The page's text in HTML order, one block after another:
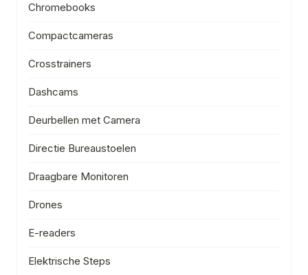
Chromebooks
Compactcameras
Crosstrainers
Dashcams
Deurbellen met Camera
Directie Bureaustoelen
Draagbare Monitoren
Drones
E-readers
Elektrische Steps